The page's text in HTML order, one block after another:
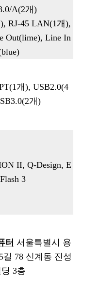
A(2개)
RJ-45 LAN(1개),
Out(lime), Line In
개), USB2.0(4
개)
II, Q-Design, E
3
터 서울특별시 용
길 78 신계동 진성
3층